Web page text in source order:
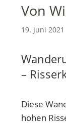
Von
19. Juni 2021
–
Diese
hohen